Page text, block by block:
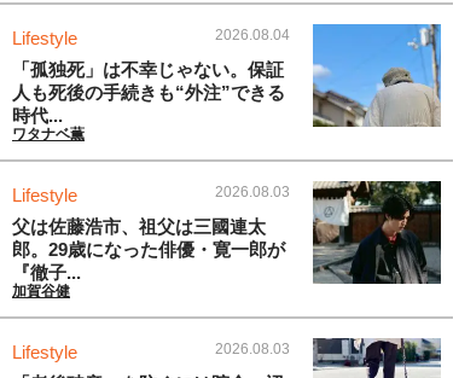
Lifestyle 2026.08.04
「孤独死」は不幸じゃない。保証
人も死後の手続きも“外注”できる
時代...
ワタナベ薫
Lifestyle 2026.08.03
父は佐藤浩市、祖父は三國連太
郎。29歳になった俳優・寛一郎が
『徹子...
加賀谷健
Lifestyle 2026.08.03